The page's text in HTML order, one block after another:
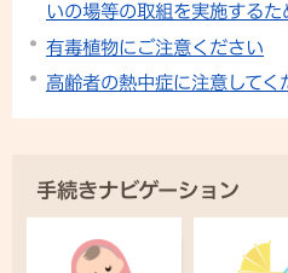
いの場等の取組を実施する
有毒植物にご注意ください
高齢者の熱中症に注意してく
手続きナビゲーション